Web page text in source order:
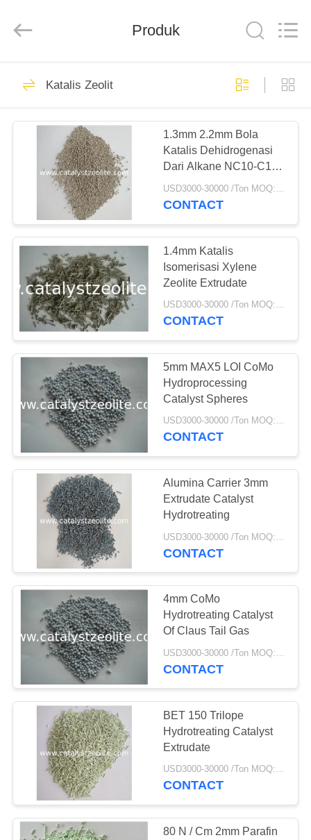
RUMAH
PRODUK
TENTANG
TUR
PABRIK
KONTROL
KUALITAS
HUBUNGI
KAMI
BERITA
KASUS
SITEMAP
PRIVACY
POLICY
Rights
Katalis Zeolit
ZSM-5 Zeolite
43
Beta Zeolite
12
SAPO-34 Zeolite
TS-1 Zeolite
10
Produk
Katalis Zeolit
1.3mm 2.2mm Bola
Katalis Dehidrogenasi
Dari Alkane NC10-C14
Menjadi Alkena
USD3000-30000 /Ton MOQ:1 KG
CONTACT
1.4mm Katalis
Isomerisasi Xylene
Zeolite Extrudate
USD3000-30000 /Ton MOQ:1 KG
CONTACT
5mm MAX5 LOI CoMo
Hydroprocessing
Catalyst Spheres
USD3000-30000 /Ton MOQ:1 KG
CONTACT
Alumina Carrier 3mm
Extrudate Catalyst
Hydrotreating
CONTACT
4mm CoMo
Hydrotreating Catalyst
Of Claus Tail Gas
USD3000-30000 /Ton MOQ:1 KG
CONTACT
BET 150 Trilope
Hydrotreating Catalyst
Extrudate
USD3000-30000 /Ton MOQ:1 KG
CONTACT
80 N / Cm 2mm Parafin